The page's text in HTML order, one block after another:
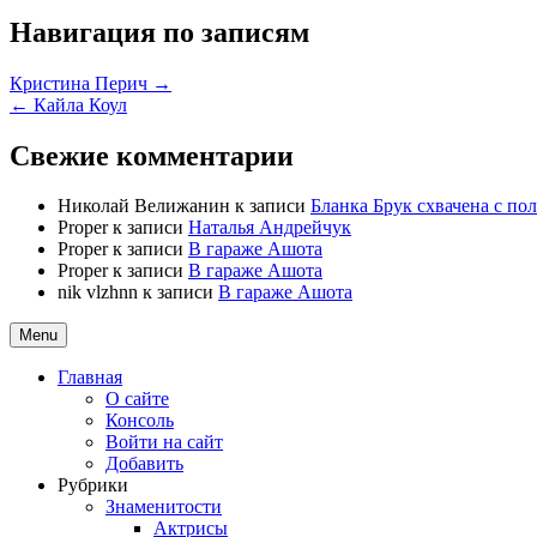
Навигация по записям
Кристина Перич →
← Кайла Коул
Свежие комментарии
Николай Велижанин к записи Бланка Брук схвачена с
Properк записи Наталья Андрейчук
Properк записи В гараже Ашота
Properк записи В гараже Ашота
nik vlzhnn к записи В гараже Ашота
Menu
Главная
О сайте
Консоль
Войти на сайт
Добавить
Рубрики
Знаменитости
Актрисы